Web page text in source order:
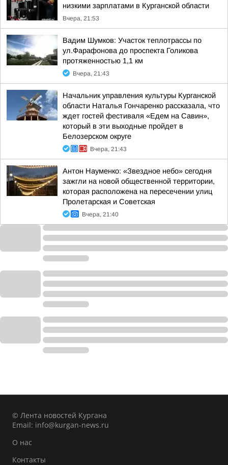
низкими зарплатами в Курганской области
Вчера, 21:53
Вадим Шумков: Участок теплотрассы по
ул.Фарафонова до проспекта Голикова
протяженностью 1,1 км
Вчера, 21:43
Начальник управления культуры Курганской
области Наталья Гончаренко рассказала, что
ждет гостей фестиваля «Едем на Савин»,
который в эти выходные пройдет в
Белозерском округе
Вчера, 21:43
Антон Науменко: «Звездное небо» сегодня
зажгли на новой общественной территории,
которая расположена на пересечении улиц
Пролетарская и Советская
Вчера, 21:40
© Лента новостей Кургана
Email: info@kurgan-news.ru
О нас
Контакты